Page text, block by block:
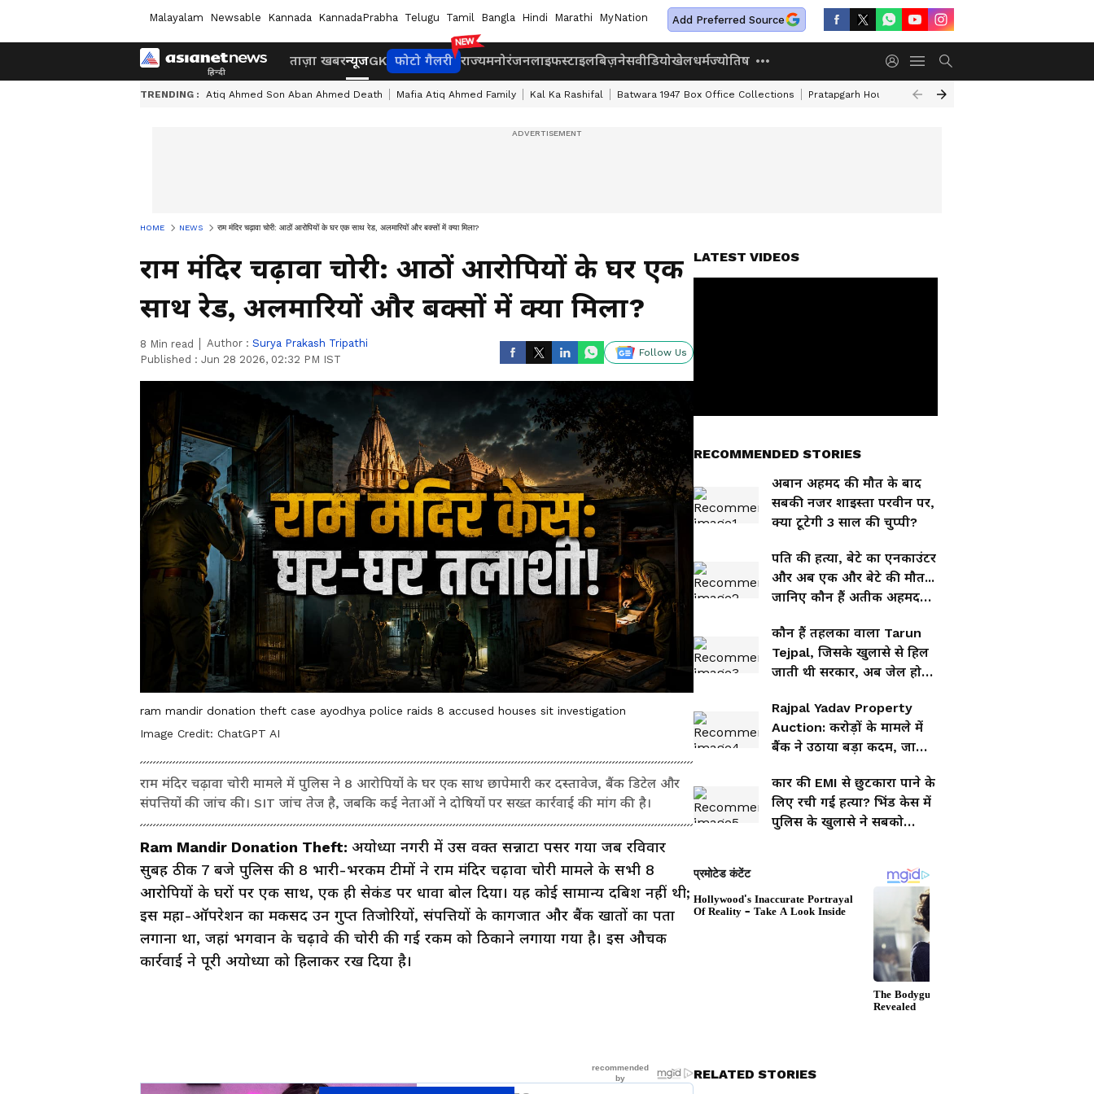
Malayalam Newsable Kannada KannadaPrabha Telugu Tamil Bangla Hindi Marathi MyNation Add Preferred Source
ताज़ा खबरन्यूजGK फोटो गैलरी राज्यमनोरंजनलाइफस्टाइलबिज़नेसवीडियोखेलधर्मज्योतिष
TRENDING : Atiq Ahmed Son Aban Ahmed Death Mafia Atiq Ahmed Family Kal Ka Rashifal Batwara 1947 Box Office Collections Pratapgarh House Collapse
HOME NEWS राम मंदिर चढ़ावा चोरी: आठों आरोपियों के घर एक साथ रेड, अलमारियों और बक्सों में क्या मिला?
राम मंदिर चढ़ावा चोरी: आठों आरोपियों के घर एक
साथ रेड, अलमारियों और बक्सों में क्या मिला?
8 Min read Author : Surya Prakash Tripathi
Published : Jun 28 2026, 02:32 PM IST
Follow Us
ram mandir donation theft case ayodhya police raids 8 accused houses sit investigation
Image Credit: ChatGPT AI
राम मंदिर चढ़ावा चोरी मामले में पुलिस ने 8 आरोपियों के घर एक साथ छापेमारी कर दस्तावेज, बैंक डिटेल और
संपत्तियों की जांच की। SIT जांच तेज है, जबकि कई नेताओं ने दोषियों पर सख्त कार्रवाई की मांग की है।
Ram Mandir Donation Theft: अयोध्या नगरी में उस वक्त सन्नाटा पसर गया जब रविवार
सुबह ठीक 7 बजे पुलिस की 8 भारी-भरकम टीमों ने राम मंदिर चढ़ावा चोरी मामले के सभी 8
आरोपियों के घरों पर एक साथ, एक ही सेकंड पर धावा बोल दिया। यह कोई सामान्य दबिश नहीं थी;
इस महा-ऑपरेशन का मकसद उन गुप्त तिजोरियों, संपत्तियों के कागजात और बैंक खातों का पता
लगाना था, जहां भगवान के चढ़ावे की चोरी की गई रकम को ठिकाने लगाया गया है। इस औचक
कार्रवाई ने पूरी अयोध्या को हिलाकर रख दिया है।
LATEST VIDEOS
RECOMMENDED STORIES
अबान अहमद की मौत के बाद
सबकी नजर शाइस्ता परवीन पर,
क्या टूटेगी 3 साल की चुप्पी?
पति की हत्या, बेटे का एनकाउंटर
और अब एक और बेटे की मौत...
जानिए कौन हैं अतीक अहमद
शाइस्ता परवीन?
कौन हैं तहलका वाला Tarun
Tejpal, जिसके खुलासे से हिल
जाती थी सरकार, अब जेल होगा
Rajpal Yadav Property
Auction: करोड़ों के मामले में
बैंक ने उठाया बड़ा कदम, जानिए
कार की EMI से छुटकारा पाने के
लिए रची गई हत्या? भिंड केस में
पुलिस के खुलासे ने सबको
RELATED STORIES